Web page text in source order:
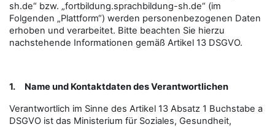
sh.de“ bzw. „fortbildung.sprachbildung-sh.de“ (im
Folgenden „Plattform“) werden personenbezogenen Daten
erhoben und verarbeitet. Bitte beachten Sie hierzu
nachstehende Informationen gemäß Artikel 13 DSGVO.
1. Name und Kontaktdaten des Verantwortlichen
Verantwortlich im Sinne des Artikel 13 Absatz 1 Buchstabe a
DSGVO ist das Ministerium für Soziales, Gesundheit,